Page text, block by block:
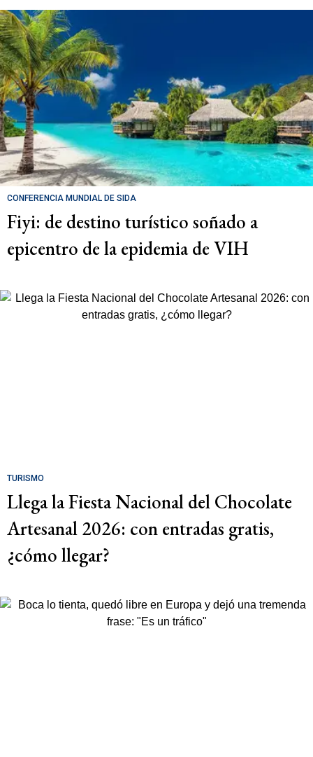
CONFERENCIA MUNDIAL DE SIDA
Fiyi: de destino turístico soñado a
epicentro de la epidemia de VIH
TURISMO
Llega la Fiesta Nacional del Chocolate
Artesanal 2026: con entradas gratis,
¿cómo llegar?